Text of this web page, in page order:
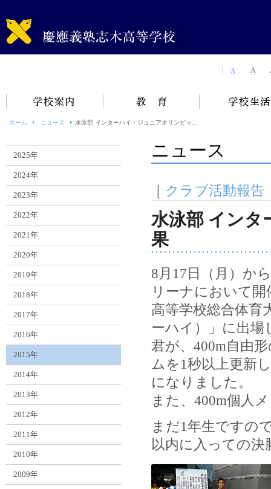
ホーム ニュース 水泳部 インターハイ・ジュニアオリンピッ...
ニュース
クラブ活動報告
水泳部 インタ
果
8月17日（月）か
リーナにおいて
高等学校総合体育
ーハイ）」に出場
君が、400m自由
ムを1秒以上更新
になりました。
また、400m個人
まだ1年生ですの
以内に入っての決
2025年
2024年
2023年
2022年
2021年
2020年
2019年
2018年
2017年
2016年
2015年
2014年
2013年
2012年
2011年
2010年
2009年